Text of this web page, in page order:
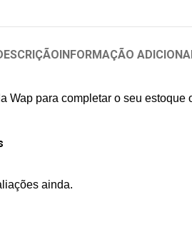
INFORMAÇÃO
para completar o seu
ainda.